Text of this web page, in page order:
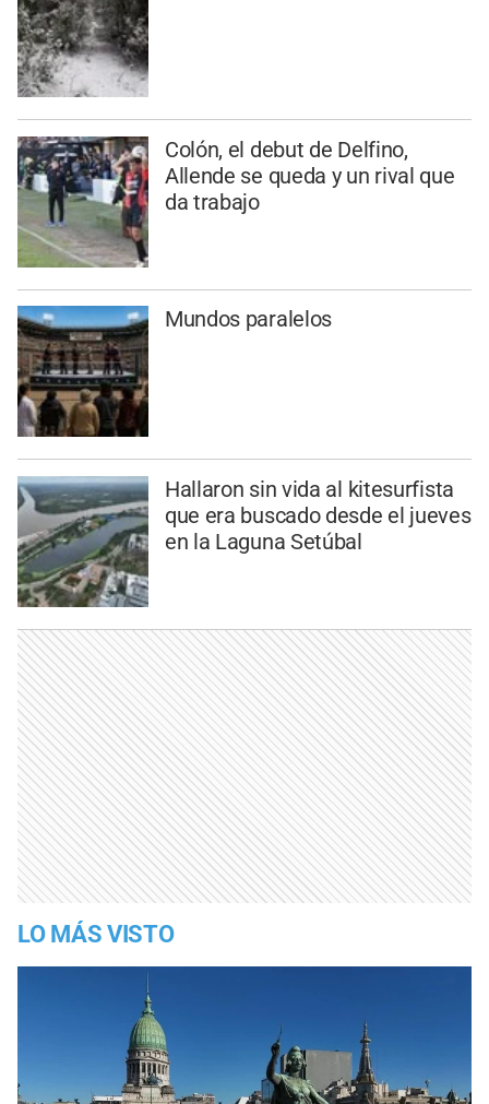
Colón, el debut de Delfino,
Allende se queda y un rival que
da trabajo
Mundos paralelos
Hallaron sin vida al kitesurfista
que era buscado desde el jueves
en la Laguna Setúbal
LO MÁS VISTO